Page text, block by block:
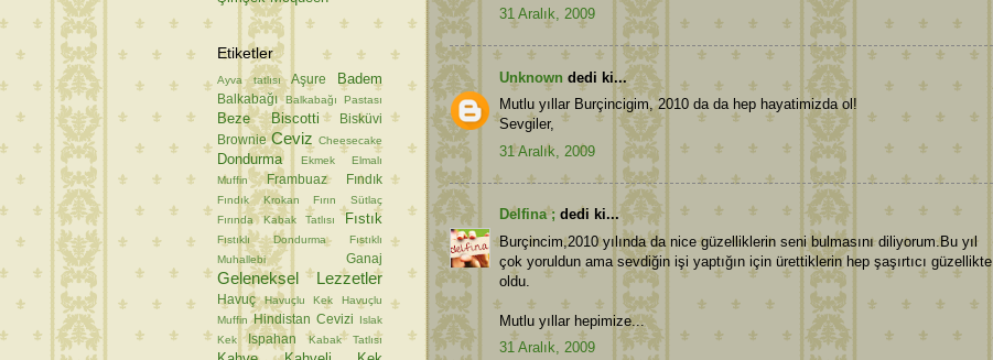
31 Aralık, 2009
Unknown dedi ki...
Mutlu yıllar Burçincigim, 2010 da da hep hayatimizda ol!
Sevgiler,
31 Aralık, 2009
Delfina ; dedi ki...
Burçincim,2010 yılında da nice güzelliklerin seni bulmasını diliyorum.Bu yıl
çok yoruldun ama sevdiğin işi yaptığın için ürettiklerin hep şaşırtıcı güzellikte
oldu.
Mutlu yıllar hepimize...
31 Aralık, 2009
Etiketler
Ayva tatlısı Aşure Badem
Balkabağı Balkabağı Pastası
Beze Biscotti
Bisküvi
Brownie Ceviz Cheesecake
Dondurma Ekmek
Elmalı
Muffin
Frambuaz Fındık
Fındık Krokan
Fırın Sütlaç
Fırında Kabak Tatlısı
Fıstık
Fıstıklı Dondurma
Fıstıklı
Muhallebi
Ganaj
Geleneksel Lezzetler
Havuç Havuçlu Kek
Havuçlu
Muffin Hindistan Cevizi
Islak
Kek
Ispahan Kabak Tatlısı